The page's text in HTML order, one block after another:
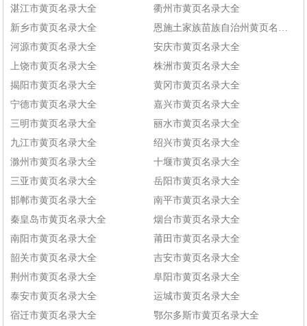
湛江市黄页名录大全
衢州市黄页名录大全
新乡市黄页名录大全
恩施土家族苗族自治州黄页名录大全
河源市黄页名录大全
安庆市黄页名录大全
上饶市黄页名录大全
株洲市黄页名录大全
揭阳市黄页名录大全
黄冈市黄页名录大全
宁德市黄页名录大全
嘉兴市黄页名录大全
三明市黄页名录大全
丽水市黄页名录大全
九江市黄页名录大全
绍兴市黄页名录大全
滁州市黄页名录大全
十堰市黄页名录大全
三亚市黄页名录大全
岳阳市黄页名录大全
邯郸市黄页名录大全
南平市黄页名录大全
秦皇岛市黄页名录大全
烟台市黄页名录大全
南阳市黄页名录大全
莆田市黄页名录大全
韶关市黄页名录大全
吉安市黄页名录大全
荆州市黄页名录大全
阜阳市黄页名录大全
泰安市黄页名录大全
运城市黄页名录大全
宿迁市黄页名录大全
鄂尔多斯市黄页名录大全